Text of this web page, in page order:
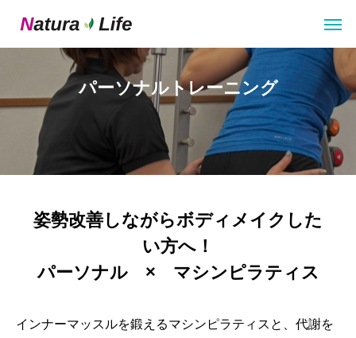
パーソナルトレーニング
姿勢改善しながらボディメイクした
い方へ！
パーソナル × マシンピラティス
インナーマッスルを鍛えるマシンピラティスと、代謝を